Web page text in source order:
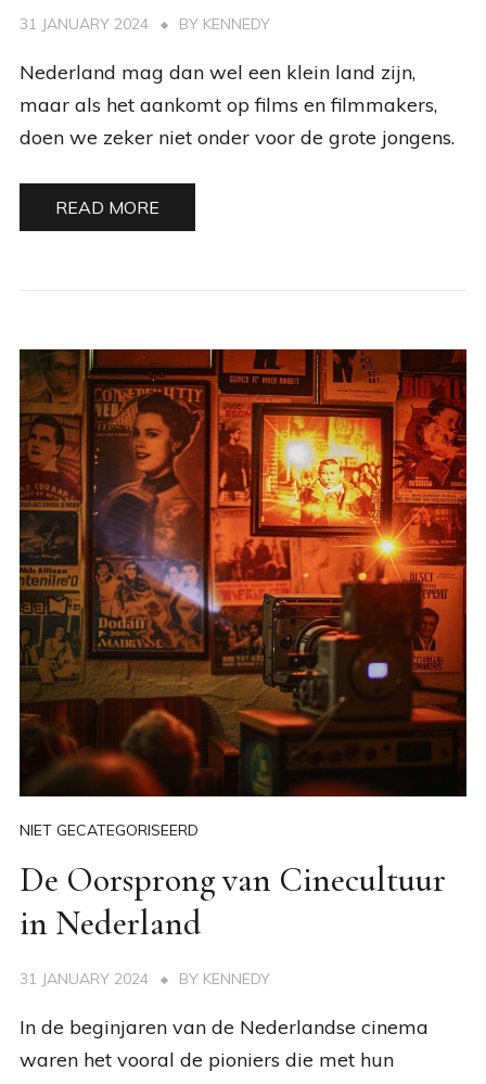
31 JANUARY 2024 BY KENNEDY
Nederland mag dan wel een klein land zijn,
maar als het aankomt op films en filmmakers,
doen we zeker niet onder voor de grote jongens.
READ MORE
NIET GECATEGORISEERD
De Oorsprong van Cinecultuur
in Nederland
31 JANUARY 2024 BY KENNEDY
In de beginjaren van de Nederlandse cinema
waren het vooral de pioniers die met hun